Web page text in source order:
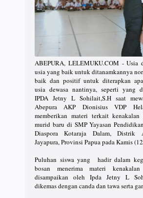
ABEPURA, LELEMUKU.COM - Usia
usia yang baik untuk ditanamkannya
baik dan positif untuk diterapkan
usia dewasa nantinya, seperti yang
IPDA Jetny L Sohilait,S.H saat
Abepura AKP Dionisius VDP
memberikan materi terkait kenakalan
murid baru di SMP Yayasan
Diaspora Kotaraja Dalam, Distrik
Jayapura, Provinsi Papua pada Kamis
Puluhan siswa yang hadir dalam
bosan menerima materi
disampaikan oleh Ipda Jetny L
dikemas dengan canda dan tawa serta